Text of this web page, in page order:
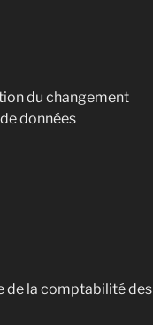
du changement
données
de la comptabilité des